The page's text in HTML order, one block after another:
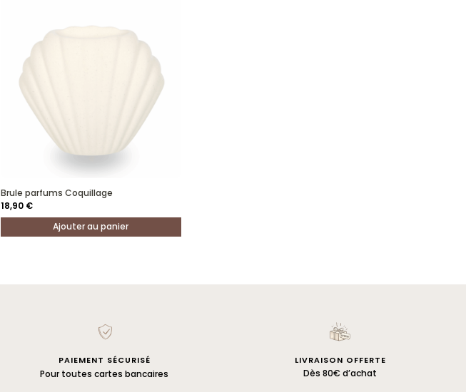
Brule parfums Coquillage
18,90 €
Ajouter au panier
PAIEMENT SÉCURISÉ
Pour toutes cartes bancaires
LIVRAISON OFFERTE
Dès 80€ d’achat